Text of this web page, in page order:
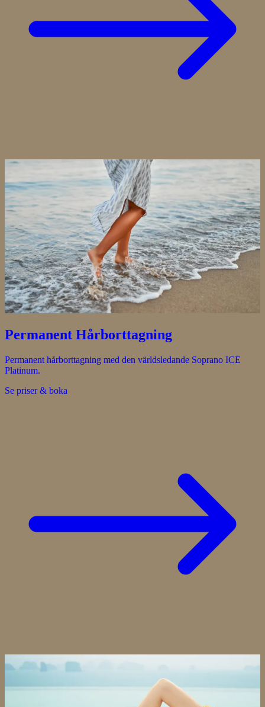
Permanent Hårborttagning
Permanent hårborttagning med den världsledande Soprano ICE
Platinum.
Se priser & boka